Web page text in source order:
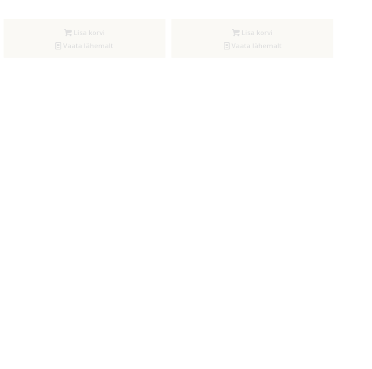
Lisa korvi
Vaata lähemalt
Lisa korvi
Vaata lähemalt